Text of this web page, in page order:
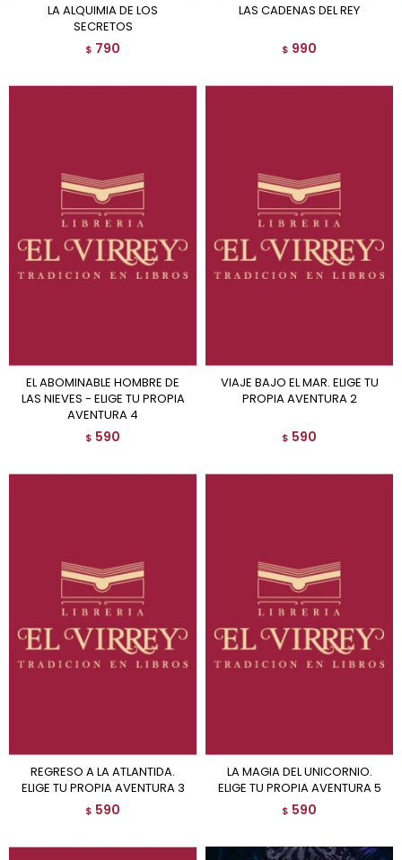
LA ALQUIMIA DE LOS
SECRETOS
$ 790
LAS CADENAS DEL REY
$ 990
EL ABOMINABLE HOMBRE DE
LAS NIEVES - ELIGE TU PROPIA
AVENTURA 4
$ 590
VIAJE BAJO EL MAR. ELIGE TU
PROPIA AVENTURA 2
$ 590
REGRESO A LA ATLANTIDA.
ELIGE TU PROPIA AVENTURA 3
$ 590
LA MAGIA DEL UNICORNIO.
ELIGE TU PROPIA AVENTURA 5
$ 590